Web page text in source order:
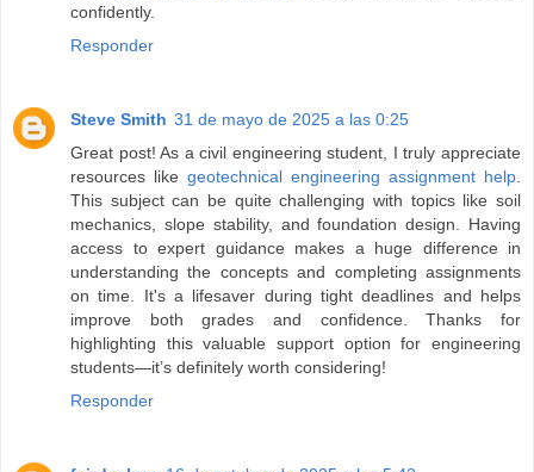
confidently.
Responder
Steve Smith 31 de mayo de 2025 a las 0:25
Great post! As a civil engineering student, I truly appreciate
resources like geotechnical engineering assignment help
This subject can be quite challenging with topics like soil
mechanics, slope stability, and foundation design. Having
access to expert guidance makes a huge difference in
understanding the concepts and completing assignments
on time. It's a lifesaver during tight deadlines and helps
improve both grades and confidence. Thanks for
highlighting this valuable support option for engineering
students—it’s definitely worth considering!
Responder